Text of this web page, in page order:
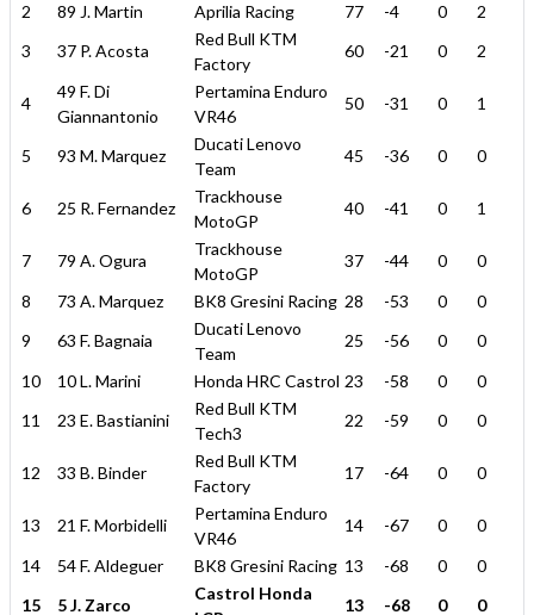
2
89 J. Martin Aprilia Racing 77 -4 0
2
3
37 P. Acosta
Red Bull KTM
Factory
60 -21 0 2
4
49 F. Di
Giannantonio
Pertamina Enduro
VR46
50 -31 0 1
5 93 M. Marquez
Ducati Lenovo
Team
45 -36 0 0
6 25 R. Fernandez
Trackhouse
MotoGP
40 -41 0 1
7 79 A. Ogura
Trackhouse
MotoGP
37 -44 0
0
8
73 A. Marquez BK8 Gresini Racing 28 -53 0
0
9
63 F. Bagnaia
Ducati Lenovo
Team
25 -56 0
0
10
10 L. Marini Honda HRC Castrol 23 -58 0
0
11
23 E. Bastianini
Red Bull KTM
Tech3
22 -59 0 0
12 33 B. Binder
Red Bull KTM
Factory
17 -64 0 0
13 21 F. Morbidelli
Pertamina Enduro
VR46
14 -67 0
0
14
54 F. Aldeguer BK8 Gresini Racing 13 -68 0
0
15
5 J. Zarco
Castrol Honda
13 -68 0 0